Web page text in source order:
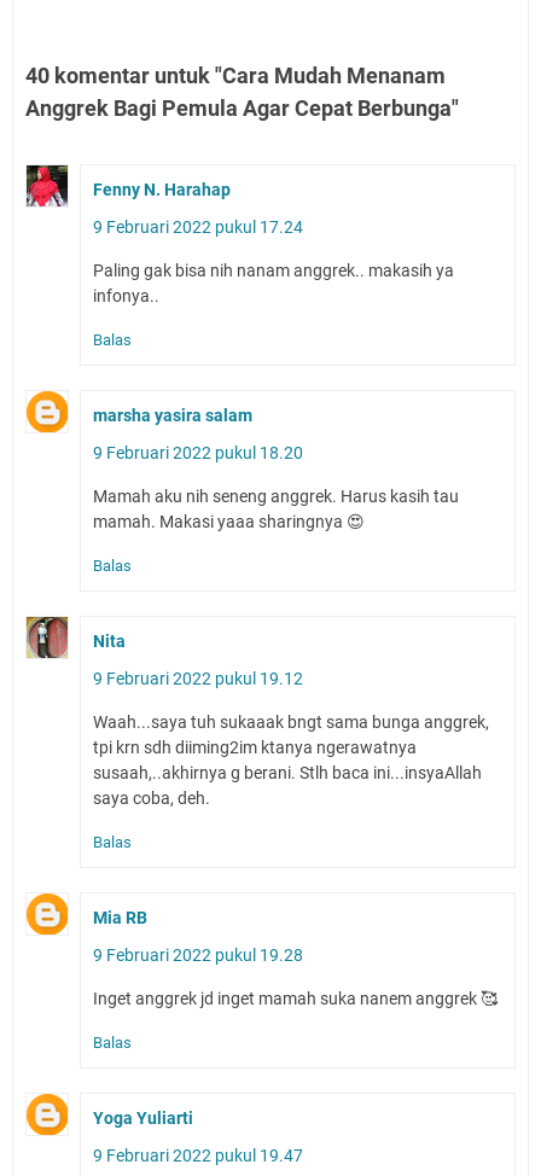
40 komentar untuk "Cara Mudah Menanam
Anggrek Bagi Pemula Agar Cepat Berbunga"
Fenny N. Harahap
9 Februari 2022 pukul 17.24
Paling gak bisa nih nanam anggrek.. makasih ya
infonya..
Balas
marsha yasira salam
9 Februari 2022 pukul 18.20
Mamah aku nih seneng anggrek. Harus kasih tau
mamah. Makasi yaaa sharingnya 😍
Balas
Nita
9 Februari 2022 pukul 19.12
Waah...saya tuh sukaaak bngt sama bunga anggrek,
tpi krn sdh diiming2im ktanya ngerawatnya
susaah,..akhirnya g berani. Stlh baca ini...insyaAllah
saya coba, deh.
Balas
Mia RB
9 Februari 2022 pukul 19.28
Inget anggrek jd inget mamah suka nanem anggrek 🥰
Balas
Yoga Yuliarti
9 Februari 2022 pukul 19.47